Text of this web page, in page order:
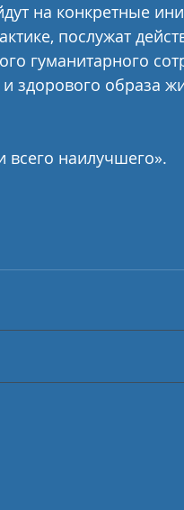
на конкретные
послужат
гуманитарного
здорового образа
наилучшего».